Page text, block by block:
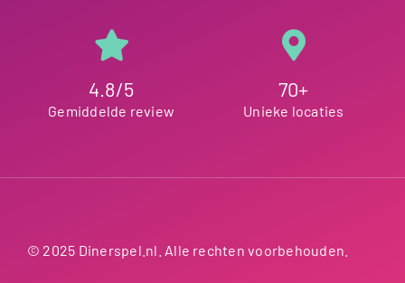
4.8/5
Gemiddelde review
70+
Unieke locaties
© 2025 Dinerspel.nl. Alle rechten voorbehouden.